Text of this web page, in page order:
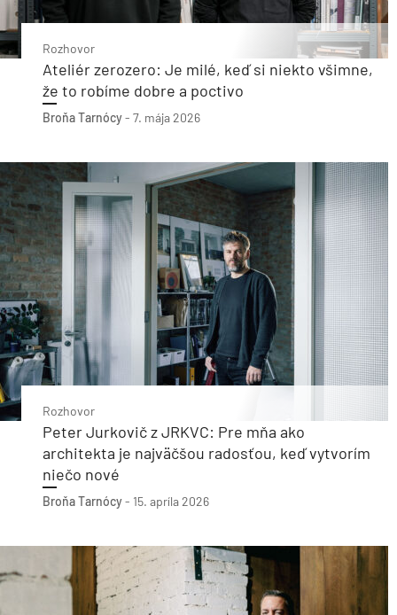
Rozhovor
Ateliér zerozero: Je milé, keď si niekto všimne,
že to robíme dobre a poctivo
Broňa Tarnócy- 7. mája 2026
Rozhovor
Peter Jurkovič z JRKVC: Pre mňa ako
architekta je najväčšou radosťou, keď vytvorím
niečo nové
Broňa Tarnócy- 15. apríla 2026